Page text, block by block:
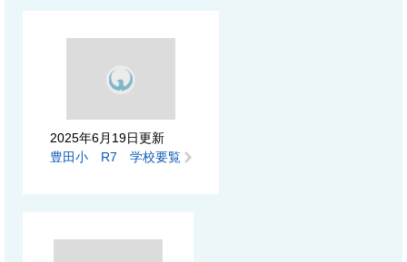
2025年6月19日更新
豊田小 R7 学校要覧